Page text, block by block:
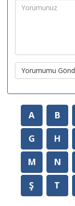
Yorumumu
A B
G
H
M
N
Ş
T